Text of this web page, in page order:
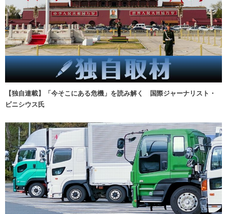
【独自連載】「今そこにある危機」を読み解く 国際ジャーナリスト・
ビニシウス氏